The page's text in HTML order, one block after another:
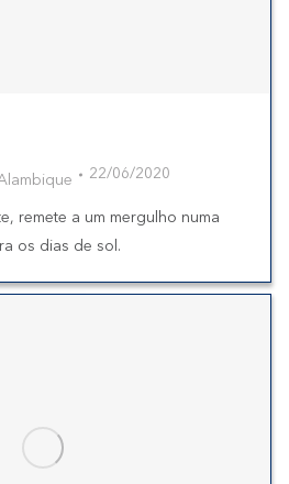
22/06/2020
remete a um mergulho numa
os dias de sol.